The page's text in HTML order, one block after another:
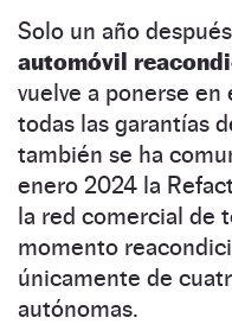
Solo un año
automóvil
vuelve a ponerse en
todas las garantías
también se ha
enero 2024 la
la red comercial de
momento
únicamente de
autónomas.